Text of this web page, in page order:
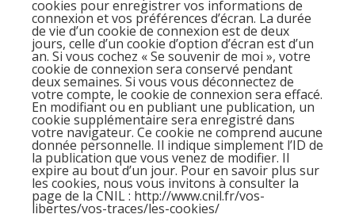
cookies pour enregistrer vos informations de
connexion et vos préférences d’écran. La durée
de vie d’un cookie de connexion est de deux
jours, celle d’un cookie d’option d’écran est d’un
an. Si vous cochez « Se souvenir de moi », votre
cookie de connexion sera conservé pendant
deux semaines. Si vous vous déconnectez de
votre compte, le cookie de connexion sera effacé.
En modifiant ou en publiant une publication, un
cookie supplémentaire sera enregistré dans
votre navigateur. Ce cookie ne comprend aucune
donnée personnelle. Il indique simplement l’ID de
la publication que vous venez de modifier. Il
expire au bout d’un jour. Pour en savoir plus sur
les cookies, nous vous invitons à consulter la
page de la CNIL : http://www.cnil.fr/vos-
libertes/vos-traces/les-cookies/